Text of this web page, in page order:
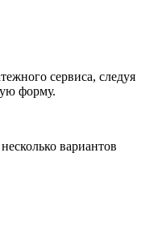
сервиса, следуя
форму.
вариантов